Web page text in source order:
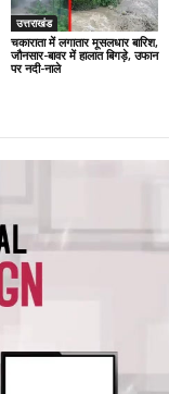
उत्तराखंड
चकाराता में लगातार मूसलधार बारिश,
जौनसार-बावर में हालात बिगड़े, उफान
पर नदी-नाले